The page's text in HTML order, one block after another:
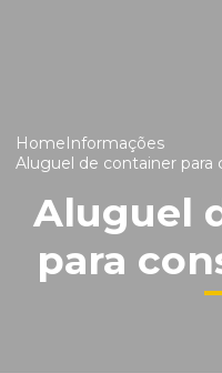
HomeInformações
Aluguel de container para
Aluguel
para